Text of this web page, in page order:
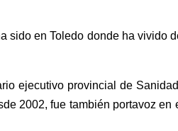
sido en Toledo donde ha vivido
ejecutivo provincial de
2002, fue también portavoz